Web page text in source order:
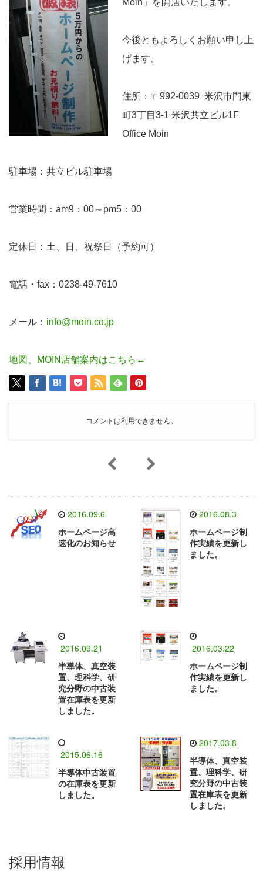
Moin」を開店いたします。
今後ともよろしくお願い申し上
げます。
住所：〒992-0039 米沢市門東
町3丁目3-1 米沢共立ビル1F
Office Moin
駐車場：共立ビル駐車場
営業時間：am9：00～pm5：00
定休日：土、日、祝祭日（予約可）
電話・fax：0238-49-7610
メール： info@moin.co.jp
地図、MOIN店舗案内はこちら←
コメントは利用できません。
2016.09.6
ホームページ高
速化のお知らせ
2016.08.3
ホームページ制
作実績を更新し
ました。
2016.09.21
半導体、真空装
置、理科学、研
究分野の中古装
置在庫表を更新
しました。
2016.03.22
ホームページ制
作実績を更新し
ました。
2015.06.16
半導体中古装置
の在庫表を更新
しました。
2017.03.8
半導体、真空装
置、理科学、研
究分野の中古装
置在庫表を更新
しました。
採用情報